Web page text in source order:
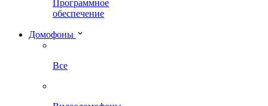
Программное
обеспечение
Домофоны
Все